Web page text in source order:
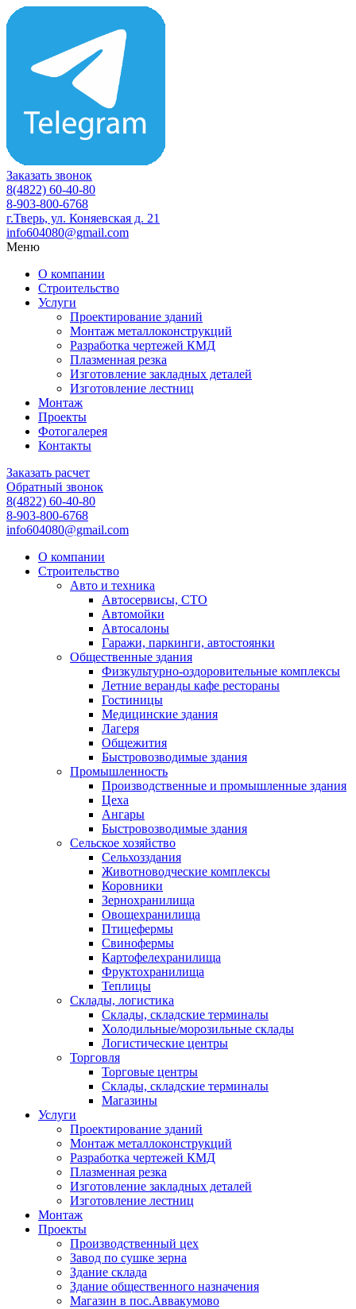
Заказать звонок
8(4822) 60-40-80
8-903-800-6768
г.Тверь, ул. Коняевская д. 21
info604080@gmail.com
Меню
О компании
Строительство
Услуги
Проектирование зданий
Монтаж металлоконструкций
Разработка чертежей КМД
Плазменная резка
Изготовление закладных деталей
Изготовление лестниц
Монтаж
Проекты
Фотогалерея
Контакты
Заказать расчет
Обратный звонок
8(4822) 60-40-80
8-903-800-6768
info604080@gmail.com
О компании
Строительство
Авто и техника
Автосервисы, СТО
Автомойки
Автосалоны
Гаражи, паркинги, автостоянки
Общественные здания
Физкультурно-оздоровительные комплексы
Летние веранды кафе рестораны
Гостиницы
Медицинские здания
Лагеря
Общежития
Быстровозводимые здания
Промышленность
Производственные и промышленные здания
Цеха
Ангары
Быстровозводимые здания
Сельское хозяйство
Сельхозздания
Животноводческие комплексы
Коровники
Зернохранилища
Овощехранилища
Птицефермы
Свинофермы
Картофелехранилища
Фруктохранилища
Теплицы
Склады, логистика
Склады, складские терминалы
Холодильные/морозильные склады
Логистические центры
Торговля
Торговые центры
Склады, складские терминалы
Магазины
Услуги
Проектирование зданий
Монтаж металлоконструкций
Разработка чертежей КМД
Плазменная резка
Изготовление закладных деталей
Изготовление лестниц
Монтаж
Проекты
Производственный цех
Завод по сушке зерна
Здание склада
Здание общественного назначения
Магазин в пос.Аввакумово